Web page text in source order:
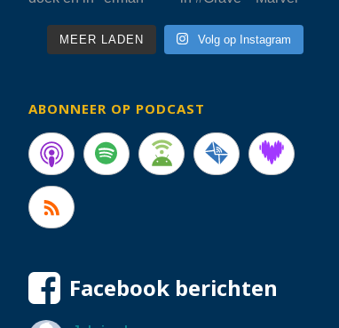
MEER LADEN Volg op Instagram
ABONNEER OP PODCAST
Facebook berichten